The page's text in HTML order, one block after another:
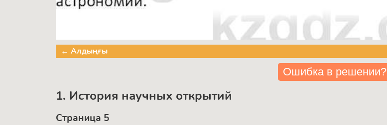
← Алдыңғы
Ошибка в решении?
1. История научных открытий
Страница 5